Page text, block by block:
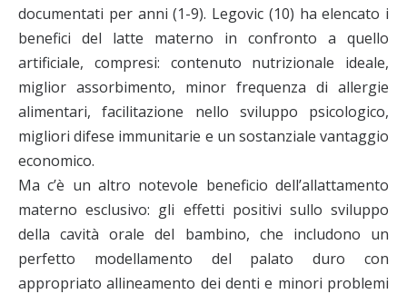
documentati per anni (1-9). Legovic (10) ha elencato i
benefici del latte materno in confronto a quello
artificiale, compresi: contenuto nutrizionale ideale,
miglior assorbimento, minor frequenza di allergie
alimentari, facilitazione nello sviluppo psicologico,
migliori difese immunitarie e un sostanziale vantaggio
economico.
Ma c’è un altro notevole beneficio dell’allattamento
materno esclusivo: gli effetti positivi sullo sviluppo
della cavità orale del bambino, che includono un
perfetto modellamento del palato duro con
appropriato allineamento dei denti e minori problemi